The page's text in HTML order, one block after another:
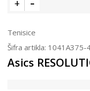
Tenisice
Šifra artikla: 1041A375-
Asics